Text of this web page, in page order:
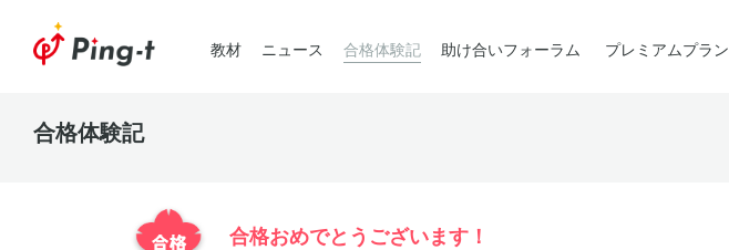
教材 ニュース 合格体験記 助け合いフォーラム プレミアムプラン
合格体験記
合格おめでとうございます！